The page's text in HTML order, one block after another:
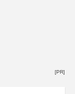
[PR]